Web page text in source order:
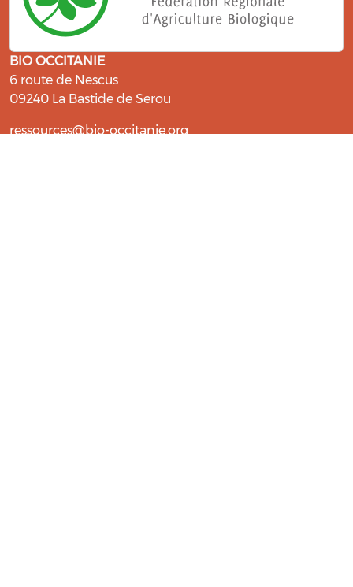
BIO OCCITANIE
6 route de Nescus
09240 La Bastide de Serou
ressources@bio-occitanie.org